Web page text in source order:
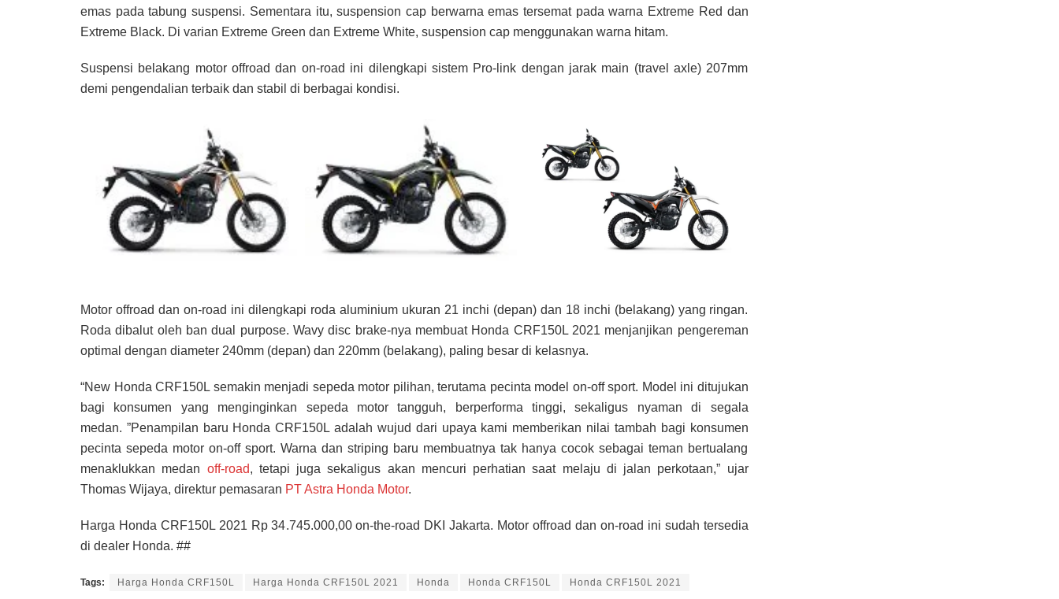
emas pada tabung suspensi. Sementara itu, suspension cap berwarna emas tersemat pada warna Extreme Red dan
Extreme Black. Di varian Extreme Green dan Extreme White, suspension cap menggunakan warna hitam.
Suspensi belakang motor offroad dan on-road ini dilengkapi sistem Pro-link dengan jarak main (travel axle) 207mm
demi pengendalian terbaik dan stabil di berbagai kondisi.
Motor offroad dan on-road ini dilengkapi roda aluminium ukuran 21 inchi (depan) dan 18 inchi (belakang) yang ringan.
Roda dibalut oleh ban dual purpose. Wavy disc brake-nya membuat Honda CRF150L 2021 menjanjikan pengereman
optimal dengan diameter 240mm (depan) dan 220mm (belakang), paling besar di kelasnya.
“New Honda CRF150L semakin menjadi sepeda motor pilihan, terutama pecinta model on-off sport. Model ini ditujukan
bagi konsumen yang menginginkan sepeda motor tangguh, berperforma tinggi, sekaligus nyaman di segala
medan. ”Penampilan baru Honda CRF150L adalah wujud dari upaya kami memberikan nilai tambah bagi konsumen
pecinta sepeda motor on-off sport. Warna dan striping baru membuatnya tak hanya cocok sebagai teman bertualang
menaklukkan medan off-road, tetapi juga sekaligus akan mencuri perhatian saat melaju di jalan perkotaan,” ujar
Thomas Wijaya, direktur pemasaran PT Astra Honda Motor.
Harga Honda CRF150L 2021 Rp 34.745.000,00 on-the-road DKI Jakarta. Motor offroad dan on-road ini sudah tersedia
di dealer Honda. ##
Tags: Harga Honda CRF150L Harga Honda CRF150L 2021 Honda Honda CRF150L Honda CRF150L 2021